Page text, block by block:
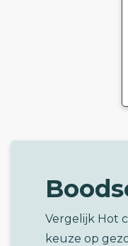
Vergelijk Hot
keuze op